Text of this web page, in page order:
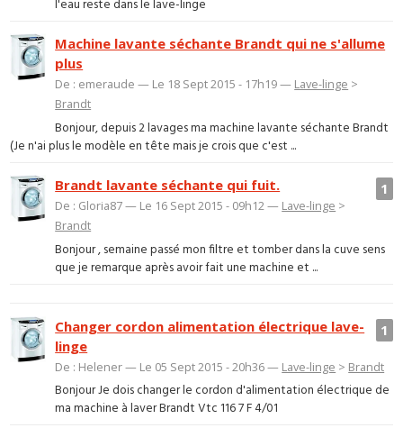
l'eau reste dans le lave-linge
Machine lavante séchante Brandt qui ne s'allume
plus
De : emeraude — Le 18 Sept 2015 - 17h19 — Lave-linge >
Brandt
Bonjour, depuis 2 lavages ma machine lavante séchante Brandt
(Je n'ai plus le modèle en tête mais je crois que c'est ...
1
Brandt lavante séchante qui fuit.
De : Gloria87 — Le 16 Sept 2015 - 09h12 — Lave-linge >
Brandt
Bonjour , semaine passé mon filtre et tomber dans la cuve sens
que je remarque après avoir fait une machine et ...
1
Changer cordon alimentation électrique lave-
linge
De : Helener — Le 05 Sept 2015 - 20h36 — Lave-linge > Brandt
Bonjour Je dois changer le cordon d'alimentation électrique de
ma machine à laver Brandt Vtc 116 7 F 4/01